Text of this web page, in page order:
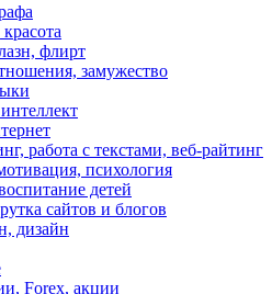
флирт
замужество
работа с текстами, веб-райтинг
психология
детей
сайтов и блогов
дизайн
Forex, акции